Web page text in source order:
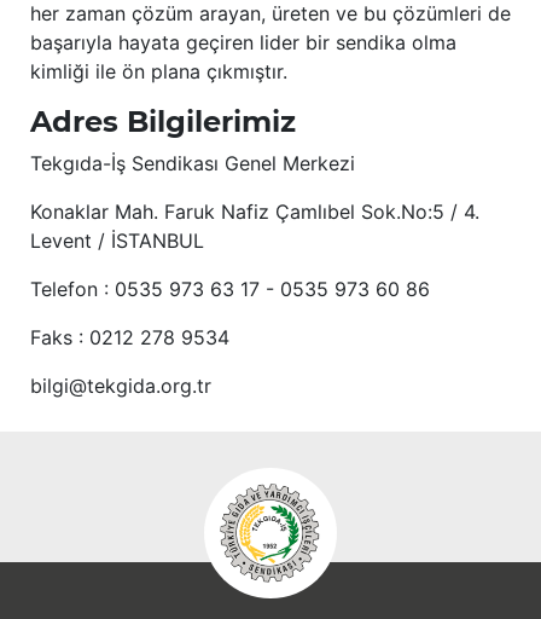
her zaman çözüm arayan, üreten ve bu çözümleri de
başarıyla hayata geçiren lider bir sendika olma
kimliği ile ön plana çıkmıştır.
Adres Bilgilerimiz
Tekgıda-İş Sendikası Genel Merkezi
Konaklar Mah. Faruk Nafiz Çamlıbel Sok.No:5 / 4.
Levent / İSTANBUL
Telefon : 0535 973 63 17 - 0535 973 60 86
Faks : 0212 278 9534
bilgi@tekgida.org.tr